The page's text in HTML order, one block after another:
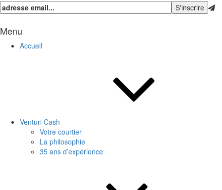
Menu
Accueil
Venturi Cash
Votre courtier
La philosophie
35 ans d’expérience